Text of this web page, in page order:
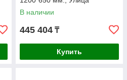
В наличии
445 404 ₸
Купить